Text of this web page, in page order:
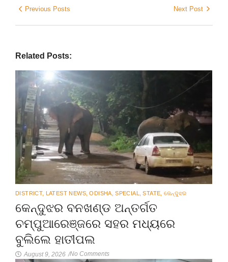
Previous Posts Next Post
Related Posts:
DISTRICT, LATEST NEWS ODISHA SPECIAL STATE କେନ୍ଦୁଝର
କେନ୍ଦୁଝର ବନଖଣ୍ଡ ଅନ୍ତର୍ଗତ
ଚମ୍ପୁଆରେଞ୍ଜରେ ସହର ମଧ୍ୟରେ
ବୁଲିଲେ ହାତୀପଲ
August 9, 2026 /No Comments